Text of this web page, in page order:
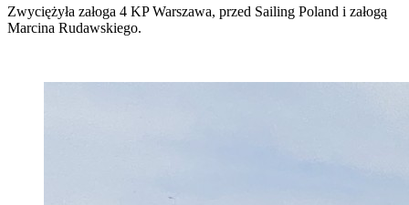
Zwyciężyła załoga 4 KP Warszawa, przed Sailing Poland i załogą
Marcina Rudawskiego.